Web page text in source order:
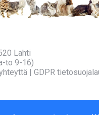
Lahti
to 9-16)
| GDPR